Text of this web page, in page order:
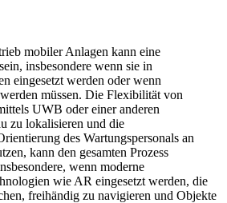
mobiler Anlagen kann eine
insbesondere wenn sie in
eingesetzt werden oder wenn
müssen. Die Flexibilität von
UWB oder einer anderen
zu lokalisieren und die
des Wartungspersonals an
kann den gesamten Prozess
wenn moderne
wie AR eingesetzt werden, die
freihändig zu navigieren und Objekte